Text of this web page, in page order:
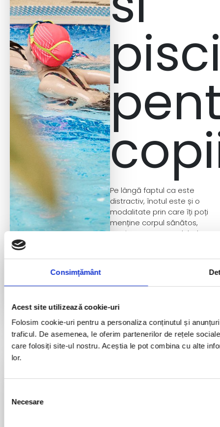
Consimțământ
Acest site utilizează cookie-uri
Folosim cookie-uri pentru a personaliza conținutul și
traficul. De asemenea, le oferim partenerilor de rețele
care folosiți site-ul nostru. Aceștia le pot combina cu alte
lor.
consimțământului
Necesare
Pe lângă faptul ca este
distractiv, înotul este și o
modalitate prin care îți poți
menține corpul sănătos,
motiv pentru care clubul